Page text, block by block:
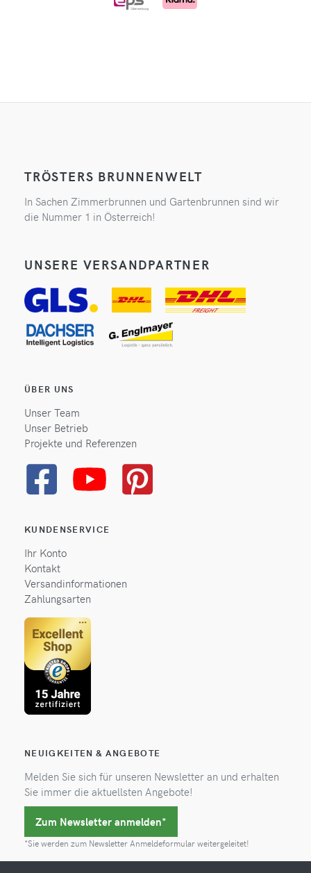
TRÖSTERS BRUNNENWELT
In Sachen Zimmerbrunnen und Gartenbrunnen sind wir
die Nummer 1 in Österreich!
UNSERE VERSANDPARTNER
ÜBER UNS
Unser Team
Unser Betrieb
Projekte und Referenzen
KUNDENSERVICE
Ihr Konto
Kontakt
Versandinformationen
Zahlungsarten
NEUIGKEITEN & ANGEBOTE
Melden Sie sich für unseren Newsletter an und erhalten
Sie immer die aktuellsten Angebote!
Zum Newsletter anmelden*
*Sie werden zum Newsletter Anmeldeformular weitergeleitet!